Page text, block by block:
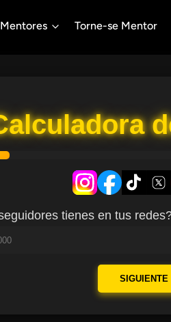
Mentores Torne-se Mentor